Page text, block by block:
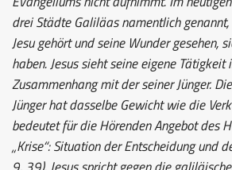
drei Städte Galiläas namentlich
Jesu gehört und seine Wunder gesehen,
haben. Jesus sieht seine eigene Tätigkeit
Zusammenhang mit der seiner Jünger.
Jünger hat dasselbe Gewicht wie die
bedeutet für die Hörenden Angebot des
„Krise“: Situation der Entscheidung und